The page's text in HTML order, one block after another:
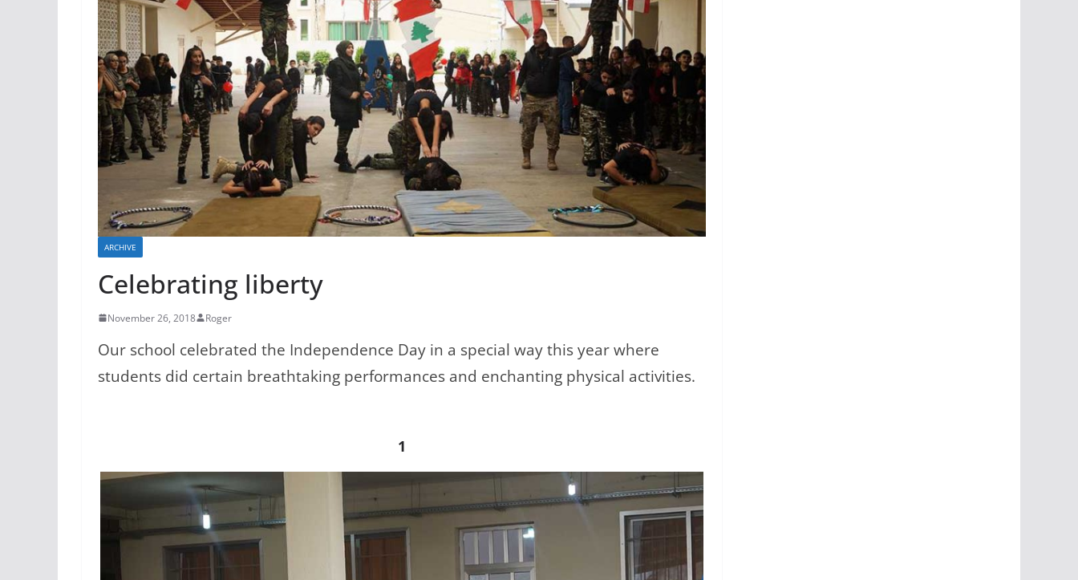
ARCHIVE
Celebrating liberty
November 26, 2018 Roger
Our school celebrated the Independence Day in a special way this year where
students did certain breathtaking performances and enchanting physical activities.
1